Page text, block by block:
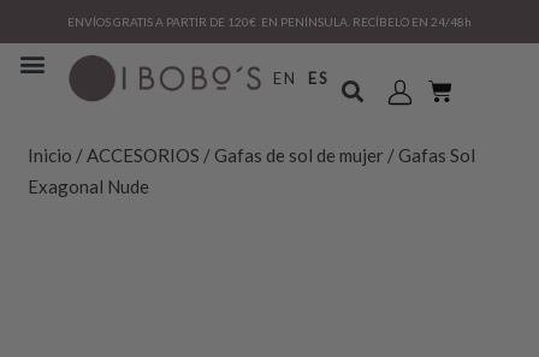
ENVÍOS GRATIS A PARTIR DE 120€ EN PENÍNSULA. RECÍBELO EN 24/48h
EN ES
Inicio /ACCESORIOS / Gafas de sol de mujer / Gafas Sol
Exagonal Nude